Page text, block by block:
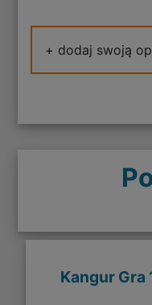
+ dodaj swoją
Kangur Gra